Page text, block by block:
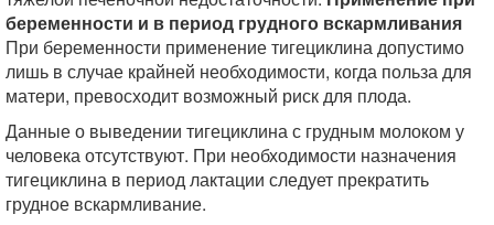
беременности и в период грудного вскармливания
При беременности применение тигециклина допустимо
лишь в случае крайней необходимости, когда польза для
матери, превосходит возможный риск для плода.
Данные о выведении тигециклина с грудным молоком у
человека отсутствуют. При необходимости назначения
тигециклина в период лактации следует прекратить
грудное вскармливание.